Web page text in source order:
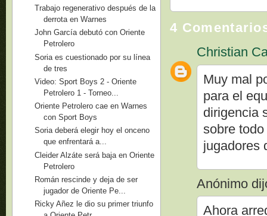
4
Christian
Muy mal
para el
dirigencia
sobre
jugadores
Anónimo
Ahora
Trabajo regenerativo después de la
derrota en Warnes
John García debutó con Oriente
Petrolero
Soria es cuestionado por su línea
de tres
Video: Sport Boys 2 - Oriente
Petrolero 1 - Torneo...
Oriente Petrolero cae en Warnes
con Sport Boys
Soria deberá elegir hoy el onceno
que enfrentará a...
Cleider Alzáte será baja en Oriente
Petrolero
Román rescinde y deja de ser
jugador de Oriente Pe...
Ricky Añez le dio su primer triunfo